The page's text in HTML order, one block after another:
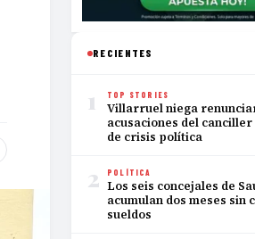
RECIENTES
1 TOP STORIES
Villarruel niega
acusaciones del canciller
de crisis política
2 POLÍTICA
Los seis concejales de
acumulan dos meses sin
sueldos